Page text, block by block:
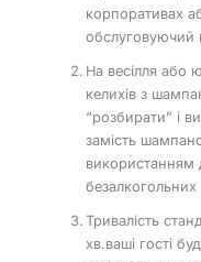
корпоративах
обслуговуючий
На весілля або
келихів з
“розбирати” і
замість
використанням
безалкогольних
Тривалість
хв.ваші гості